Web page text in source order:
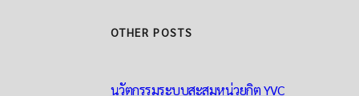
OTHER POSTS
นวัตกรรมระบบสะสมหน่วยกิต YVC